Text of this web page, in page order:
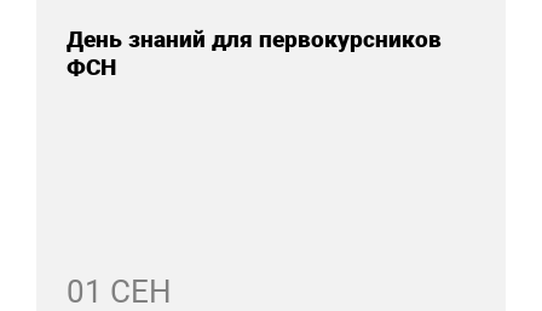
День знаний для первокурсников
ФСН
01 СЕН